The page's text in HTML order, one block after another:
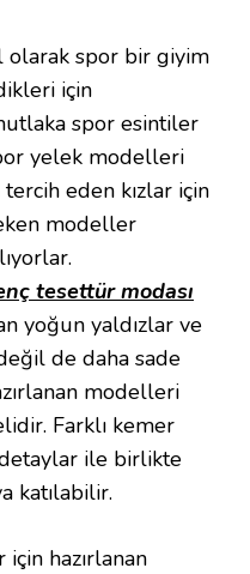
olarak spor bir giyim
için
spor esintiler
yelek modelleri
eden kızlar için
modeller
tesettür modası
yoğun yaldızlar ve
de daha sade
modelleri
Farklı kemer
ile birlikte
katılabilir.
hazırlanan